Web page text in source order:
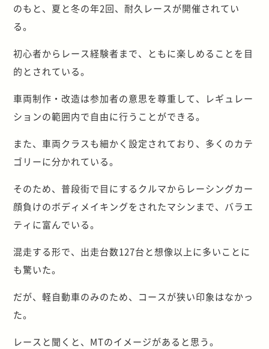
のもと、夏と冬の年2回、耐久レースが開催されてい
る。
初心者からレース経験者まで、ともに楽しめることを目
的とされている。
車両制作・改造は参加者の意思を尊重して、レギュレー
ションの範囲内で自由に行うことができる。
また、車両クラスも細かく設定されており、多くのカテ
ゴリーに分かれている。
そのため、普段街で目にするクルマからレーシングカー
顔負けのボディメイキングをされたマシンまで、バラエ
ティに富んでいる。
混走する形で、出走台数127台と想像以上に多いことに
も驚いた。
だが、軽自動車のみのため、コースが狭い印象はなかっ
た。
レースと聞くと、MTのイメージがあると思う。